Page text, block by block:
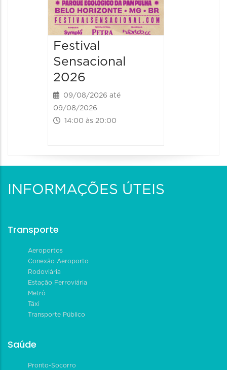
Festival
Sensacional
2026
09/08/2026 até
09/08/2026
14:00 às 20:00
INFORMAÇÕES ÚTEIS
Transporte
Aeroportos
Conexão Aeroporto
Rodoviária
Estação Ferroviária
Metrô
Táxi
Transporte Público
Saúde
Pronto-Socorro